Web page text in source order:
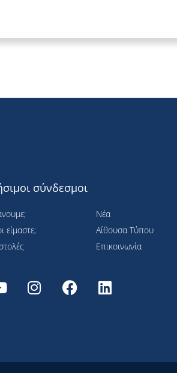
σύνδεσμοι
είμαστε;
Νέα
Αίθουσα Τύπου
Επικοινωνία